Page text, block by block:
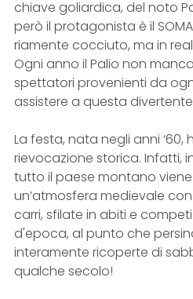
chiave goliardica, del noto
però il protagonista è il
riamente cocciuto, ma in
Ogni anno il Palio non
spettatori provenienti da
assistere a questa
La festa, nata negli anni ‘60,
rievo­cazione storica. Infatti,
tutto il pae­se montano
un’atmosfera medievale
carri, sfilate in abiti e
d'epoca, al punto che
interamente ricoperte di
qualche secolo!